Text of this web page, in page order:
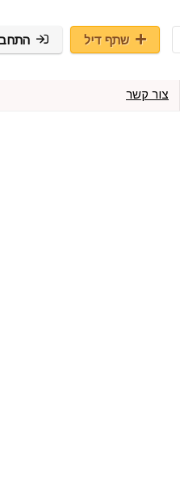
שתף דיל
צור קשר